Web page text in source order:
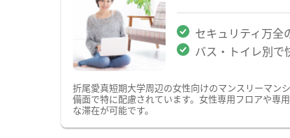
セキュリティ万全
バス・トイレ別で
折尾愛真短期大学周辺の女性向けのマンスリーマン
備面で特に配慮されています。女性専用フロアや専
な滞在が可能です。